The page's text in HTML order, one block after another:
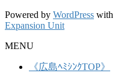
Powered by WordPress with
Expansion Unit
MENU
《広島ﾍﾐｼﾝｸTOP》